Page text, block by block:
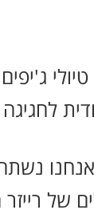
רייזר